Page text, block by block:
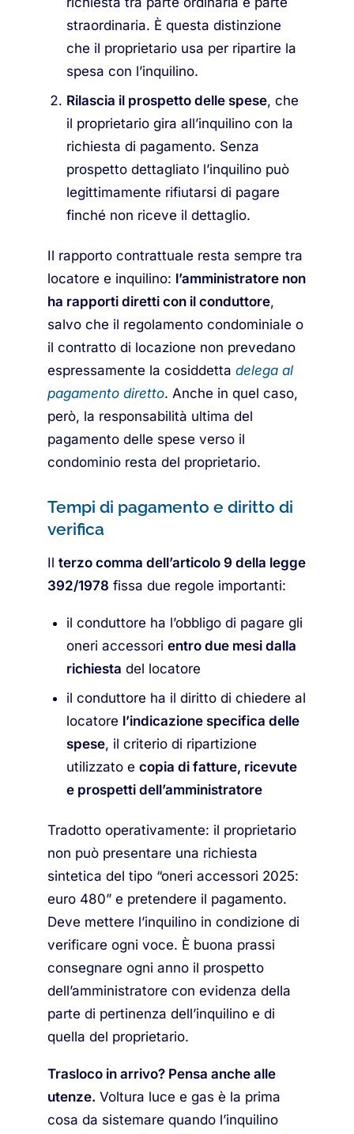
straordinaria. È questa distinzione
che il proprietario usa per ripartire la
spesa con l’inquilino.
Rilascia il prospetto delle spese, che
il proprietario gira all’inquilino con la
richiesta di pagamento. Senza
prospetto dettagliato l’inquilino può
legittimamente rifiutarsi di pagare
finché non riceve il dettaglio.
Il rapporto contrattuale resta sempre tra
locatore e inquilino: l’amministratore non
ha rapporti diretti con il conduttore,
salvo che il regolamento condominiale o
il contratto di locazione non prevedano
espressamente la cosiddetta delega al
pagamento diretto. Anche in quel caso,
però, la responsabilità ultima del
pagamento delle spese verso il
condominio resta del proprietario.
Tempi di pagamento e diritto di
verifica
Il terzo comma dell’articolo 9 della legge
392/1978 fissa due regole importanti:
il conduttore ha l’obbligo di pagare gli
oneri accessori entro due mesi dalla
richiesta del locatore
il conduttore ha il diritto di chiedere al
locatore l’indicazione specifica delle
spese, il criterio di ripartizione
utilizzato e copia di fatture, ricevute
e prospetti dell’amministratore
Tradotto operativamente: il proprietario
non può presentare una richiesta
sintetica del tipo “oneri accessori 2025:
euro 480” e pretendere il pagamento.
Deve mettere l’inquilino in condizione di
verificare ogni voce. È buona prassi
consegnare ogni anno il prospetto
dell’amministratore con evidenza della
parte di pertinenza dell’inquilino e di
quella del proprietario.
Trasloco in arrivo? Pensa anche alle
utenze. Voltura luce e gas è la prima
cosa da sistemare quando l’inquilino